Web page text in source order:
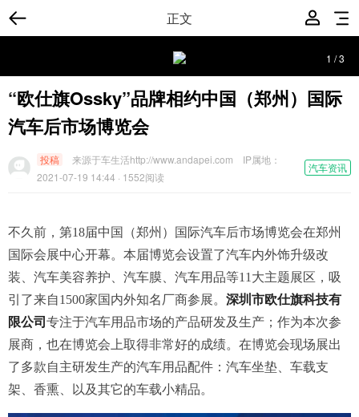
正文
1 /3
“欧仕旗Ossky”品牌相约中国（郑州）国际
汽车后市场博览会
汽车资讯
投稿 来源于车生活http://www.andapei.com
IP属地：
2021-07-19 14:44 · 1552阅读
不久前，第18届中国（郑州）国际汽车后市场博览会在郑州
国际会展中心开幕。本届博览会设置了汽车内外饰升级改
装、汽车美容养护、汽车膜、汽车用品等11大主题展区，吸
引了来自1500家国内外知名厂商参展。 深圳市欧仕旗科技有
限公司 专注于汽车用品市场的产品研发及生产；作为本次参
展商，也在博览会上取得非常好的成绩。在博览会现场展出
了多款自主研发生产的汽车用品配件：汽车坐垫、车载支
架、香熏、以及其它的车载小精品。